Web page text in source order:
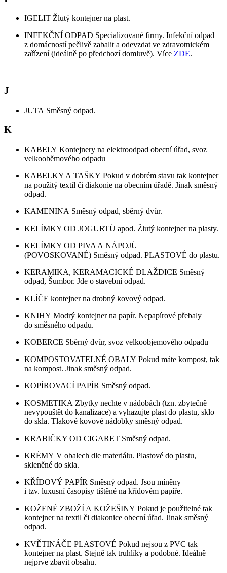
IGELIT Žlutý kontejner na plast.
INFEKČNÍ ODPAD Specializované firmy. Infekční odpad
z domácností pečlivě zabalit a odevzdat ve zdravotnickém
zařízení (ideálně po předchozí domluvě). Více ZDE.
J
JUTA Směsný odpad.​​
K
KABELY Kontejnery na elektroodpad obecní úřad, svoz
velkooběmového odpadu
KABELKY A TAŠKY Pokud v dobrém stavu tak kontejner
na použitý textil či diakonie na obecním úřadě. Jinak směsný
odpad.
KAMENINA Směsný odpad, sběrný dvůr.
KELÍMKY OD JOGURTŮ apod. Žlutý kontejner na plasty.
KELÍMKY OD PIVA A NÁPOJŮ
(POVOSKOVANÉ) Směsný odpad. PLASTOVÉ do plastu.
KERAMIKA, KERAMACICKÉ DLAŽDICE Směsný
odpad, Šumbor. Jde o stavební odpad.
KLÍČE kontejner na drobný kovový odpad.
KNIHY Modrý kontejner na papír. Nepapírové přebaly
do směsného odpadu.
KOBERCE Sběrný dvůr, svoz velkoobjemového odpadu
KOMPOSTOVATELNÉ OBALY Pokud máte kompost, tak
na kompost. Jinak směsný odpad.
KOPÍROVACÍ PAPÍR Směsný odpad.
KOSMETIKA Zbytky nechte v nádobách (tzn. zbytečně
nevypouštět do kanalizace) a vyhazujte plast do plastu, sklo
do skla. Tlakové kovové nádobky směsný odpad.
KRABIČKY OD CIGARET Směsný odpad.
KRÉMY V obalech dle materiálu. Plastové do plastu,
skleněné do skla.
KŘÍDOVÝ PAPÍR Směsný odpad. Jsou míněny
i tzv. luxusní časopisy tištěné na křídovém papíře.
KOŽENÉ ZBOŽÍ A KOŽEŠINY Pokud je použitelné tak
kontejner na textil či diakonice obecní úřad. Jinak směsný
odpad.
KVĚTINÁČE PLASTOVÉ Pokud nejsou z PVC tak
kontejner na plast. Stejně tak truhlíky a podobné. Ideálně
nejprve zbavit obsahu.